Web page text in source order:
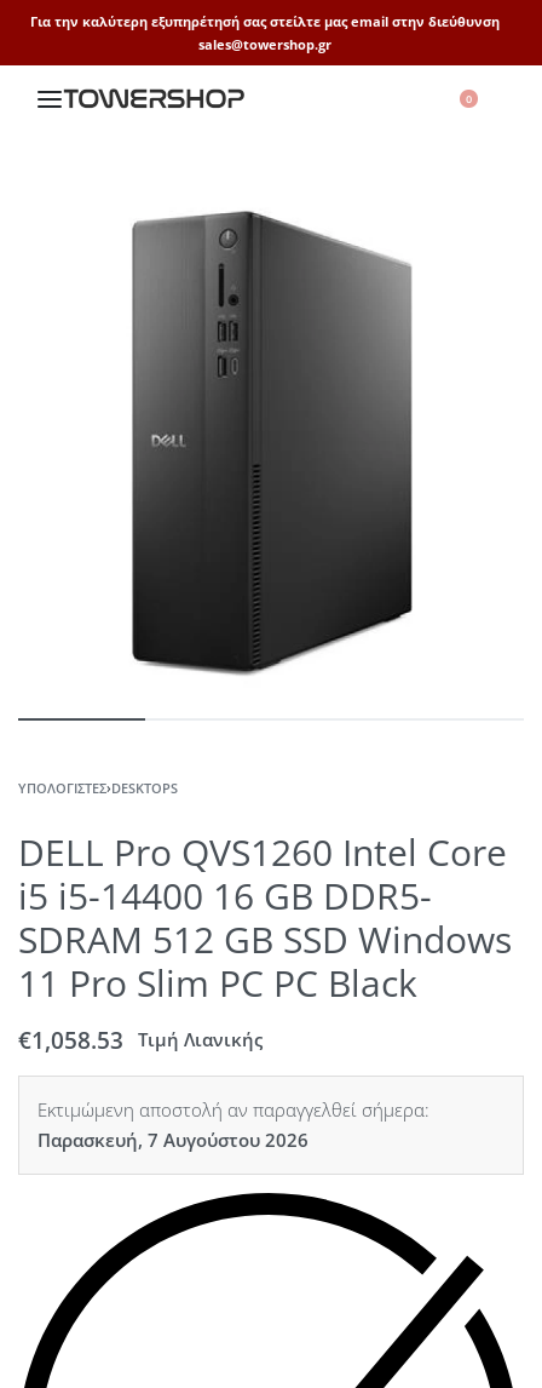
Για την καλύτερη εξυπηρέτησή σας στείλτε μας email στην διεύθυνση
sales@towershop.gr
0
ΥΠΟΛΟΓΙΣΤΈΣ›DESKTOPS
DELL Pro QVS1260 Intel Core
i5 i5-14400 16 GB DDR5-
SDRAM 512 GB SSD Windows
11 Pro Slim PC PC Black
€1,058.53 Τιμή Λιανικής
Εκτιμώμενη αποστολή αν παραγγελθεί σήμερα:
Παρασκευή, 7 Αυγούστου 2026